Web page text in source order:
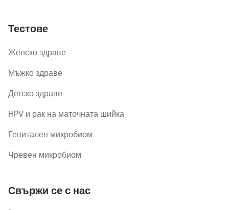
Тестове
Женско здраве
Мъжко здраве
Детско здраве
HPV и рак на маточната шийка
Генитален микробиом
Чревен микробиом
Свържи се с нас